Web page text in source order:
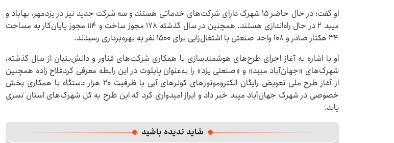
او گفت: در حال حاضر ۱۵ شهرک دارای شرکت‌های خدماتی هستند و سه شرکت جدید نیز در یزدمهر، بهاباد و
میبد ۲ در حال راه‌اندازی هستند. همچنین در سال گذشته ۱۷۸ مجوز ساخت و ۱۱۴ مجوز پایان‌کار به مساحت
۳۴ هکتار صادر و ۱۰۸ واحد صنعتی با اشتغال‌زایی برای ۱۵۰۰ نفر به بهره‌برداری رسیدند.
او با اشاره به آغاز اجرای طرح‌های هوشمندسازی با همکاری شرکت‌های فناور و دانش‌بنیان از سال گذشته،
شهرک‌های «جهان‌آباد میبد» و «صنعتی یزد» را به‌عنوان پایلوت در این رابطه معرفی کردفلاح زاده همچنین
از آغاز طرح ملی تعویض رایگان الکتروموتورهای کولرهای آبی با ظرفیت ۲۰ هزار دستگاه با همکاری بخش
خصوصی در شهرک جهان‌آباد میبد خبر داد و ابراز امیدواری کرد که این طرح به کل شهرک‌های استان تسری
یابد.
شاید ندیده باشید